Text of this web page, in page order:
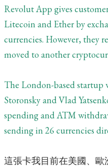
Revolut App gives
Litecoin and Ether by
currencies. However, they
moved to another
The London-based
Storonsky and Vlad
spending and ATM
sending in 26 currencies
這張卡我目前在美國、